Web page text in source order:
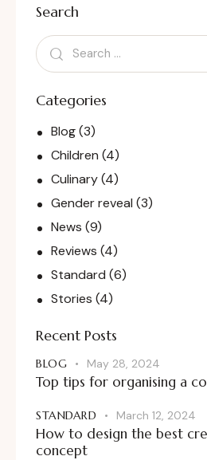
Search
Categories
Blog(3)
Children (4)
Culinary(4)
Gender reveal (3)
News (9)
Reviews (4)
Standard (6)
Stories (4)
Recent Posts
BLOG May 28, 2024
Top tips for organising a
STANDARD March 12, 2024
How to design the best
concept